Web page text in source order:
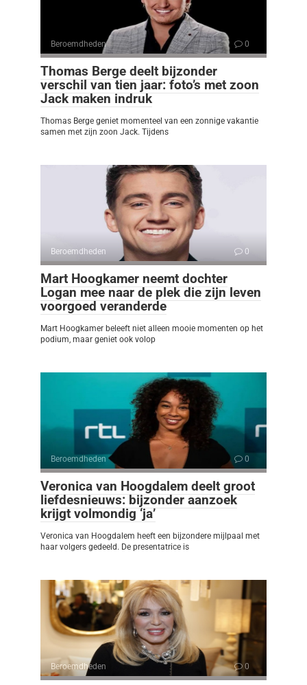
Beroemdheden 0
Thomas Berge deelt bijzonder
verschil van tien jaar: foto’s met zoon
Jack maken indruk
Thomas Berge geniet momenteel van een zonnige vakantie
samen met zijn zoon Jack. Tijdens
Beroemdheden 0
Mart Hoogkamer neemt dochter
Logan mee naar de plek die zijn leven
voorgoed veranderde
Mart Hoogkamer beleeft niet alleen mooie momenten op het
podium, maar geniet ook volop
Beroemdheden 0
Veronica van Hoogdalem deelt groot
liefdesnieuws: bijzonder aanzoek
krijgt volmondig ‘ja’
Veronica van Hoogdalem heeft een bijzondere mijlpaal met
haar volgers gedeeld. De presentatrice is
Beroemdheden 0